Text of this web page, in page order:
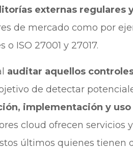
externas regulares
de mercado como por
ISO 27001 y 27017.
auditar aquellos
de detectar
implementación y
cloud ofrecen servicios
últimos quienes tienen